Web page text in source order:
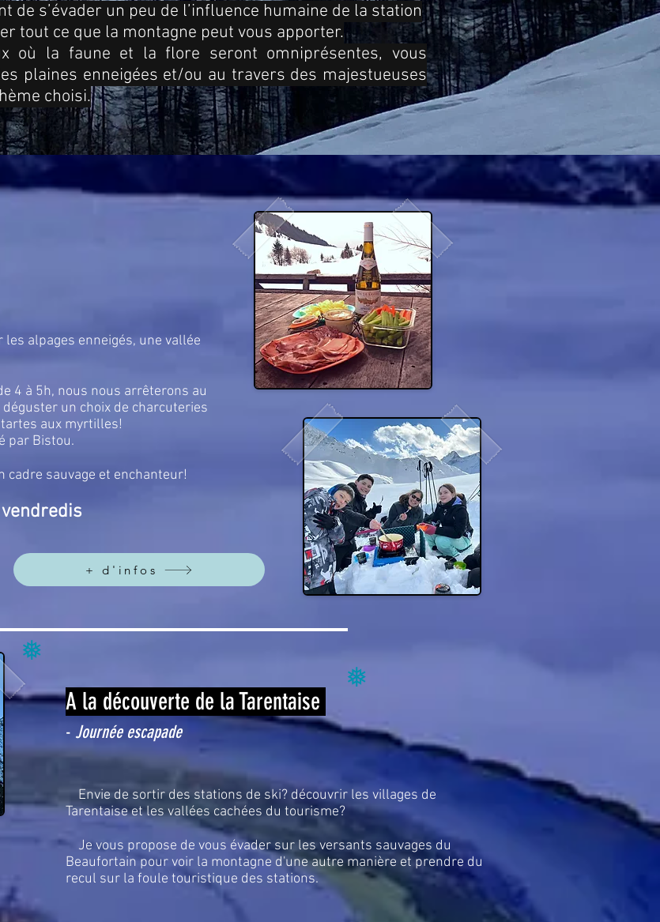
de s’évader un peu de l’influence humaine de la station
tout ce que la montagne peut vous apporter.
où la faune et la flore seront omniprésentes, vous
plaines enneigées et/ou au travers des majestueuses
choisi.
alpages enneigés, une vallée
4 à 5h, nous nous arrêterons au
un choix de charcuteries
aux myrtilles!
par Bistou.
cadre sauvage et enchanteur!
+ d'infos
❅
A la découverte de la Tarentaise
- Journée escapade
❅
Envie de sortir des stations de ski? découvrir les villages de
Tarentaise et les vallées cachées du tourisme?
Je vous propose de vous évader sur les versants sauvages du
Beaufortain pour voir la montagne d'une autre manière et prendre du
recul sur la foule touristique des stations.